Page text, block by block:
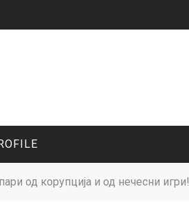
од корупција и од нечесни игри!